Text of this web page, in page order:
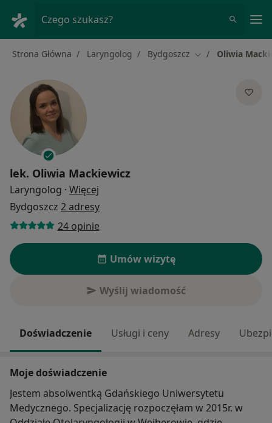
Czego szukasz?
Strona Główna Laryngolog Bydgoszcz Zmień miasto
Oliwia
lek. Oliwia Mackiewicz
Laryngolog · Więcej
Bydgoszcz 2 adresy
24 opinie
Umów wizytę
Wyślij wiadomość
Doświadczenie Usługi i ceny Adresy
Moje doświadczenie
Jestem absolwentką Gdańskiego Uniwersytetu
Medycznego. Specjalizację rozpoczęłam w 2015r. w